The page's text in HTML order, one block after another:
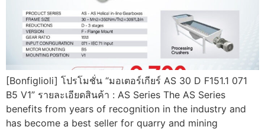
[Bonfiglioli] โปรโมชั่น “มอเตอร์เกียร์ AS 30 D F151.1 071
B5 V1” รายละเอียดสินค้า : AS Series The AS Series
benefits from years of recognition in the industry and
has become a best seller for quarry and mining